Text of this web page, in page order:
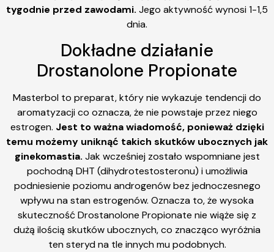
tygodnie przed zawodami. Jego aktywność wynosi 1-1,5
dnia.
Dokładne działanie
Drostanolone Propionate
Masterbol to preparat, który nie wykazuje tendencji do
aromatyzacji co oznacza, że nie powstaje przez niego
estrogen. Jest to ważna wiadomość, ponieważ dzięki
temu możemy uniknąć takich skutków ubocznych jak
ginekomastia. Jak wcześniej zostało wspomniane jest
pochodną DHT (dihydrotestosteronu) i umożliwia
podniesienie poziomu androgenów bez jednoczesnego
wpływu na stan estrogenów. Oznacza to, że wysoka
skuteczność Drostanolone Propionate nie wiąże się z
dużą ilością skutków ubocznych, co znacząco wyróżnia
ten steryd na tle innych mu podobnych.